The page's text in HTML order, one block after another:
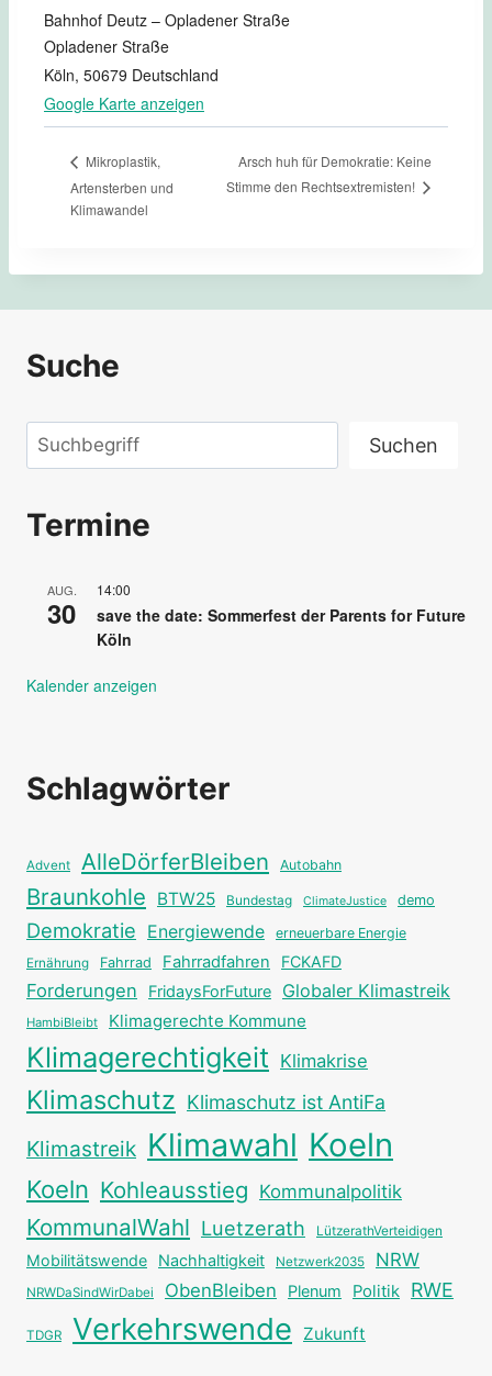
Bahnhof Deutz – Opladener Straße
Opladener Straße
Köln, 50679 Deutschland
Google Karte anzeigen
Mikroplastik,
Artensterben und
Klimawandel
Arsch huh für Demokratie: Keine
Stimme den Rechtsextremisten!
Suche
Suchen Suchen
Termine
AUG.
30
14:00
save the date: Sommerfest der Parents for Future
Köln
Kalender anzeigen
Schlagwörter
Advent AlleDörferBleiben Autobahn
Braunkohle BTW25 Bundestag ClimateJustice demo
Demokratie Energiewende erneuerbare Energie
Ernährung Fahrrad Fahrradfahren FCKAFD
Forderungen FridaysForFuture Globaler Klimastreik
HambiBleibt Klimagerechte Kommune
Klimagerechtigkeit Klimakrise
Klimaschutz Klimaschutz ist AntiFa
Klimastreik Klimawahl Koeln
Koeln Kohleausstieg Kommunalpolitik
KommunalWahl Luetzerath LützerathVerteidigen
Mobilitätswende Nachhaltigkeit Netzwerk2035 NRW
NRWDaSindWirDabei ObenBleiben Plenum Politik RWE
TDGR Verkehrswende Zukunft